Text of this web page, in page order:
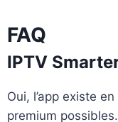
FAQ
IPTV
Oui, l’app existe
premium